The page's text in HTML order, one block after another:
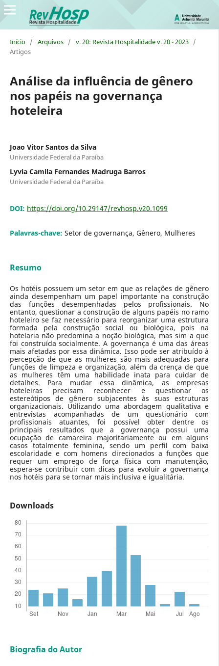
Início / Arquivos / v. 20: Revista Hospitalidade v. 20 - 2023 /
Artigos
Análise da influência de gênero
nos papéis na governança
hoteleira
Joao Vitor Santos da Silva
Universidade Federal da Paraíba
Lyvia Camila Fernandes Madruga Barros
Universidade Federal da Paraíba
DOI: https://doi.org/10.29147/revhosp.v20.1099
Palavras-chave: Setor de governança, Gênero, Mulheres
Resumo
Os hotéis possuem um setor em que as relações de gênero
ainda desempenham um papel importante na construção
das funções desempenhadas pelos profissionais. No
entanto, questionar a construção de alguns papéis no ramo
hoteleiro se faz necessário para reorganizar uma estrutura
formada pela construção social ou biológica, pois na
hotelaria não predomina a noção biológica, mas sim a que
foi construída socialmente. A governança é uma das áreas
mais afetadas por essa dinâmica. Isso pode ser atribuído à
percepção de que as mulheres são mais adequadas para
funções de limpeza e organização, além da crença de que
as mulheres têm uma habilidade inata para cuidar de
detalhes. Para mudar essa dinâmica, as empresas
hoteleiras precisam reconhecer e questionar os
estereótipos de gênero subjacentes às suas estruturas
organizacionais. Utilizando uma abordagem qualitativa e
entrevistas acompanhadas de um questionário com
profissionais atuantes, foi possível obter dentre os
principais resultados que a governança possui uma
ocupação de camareira majoritariamente ou em alguns
casos totalmente feminina, sendo um perfil com baixa
escolaridade e com homens direcionados a funções que
requer um emprego de força física com manutenção,
espera-se contribuir com dicas para evoluir a governança
nos hotéis para se tornar mais inclusiva e igualitária.
Downloads
Biografia do Autor